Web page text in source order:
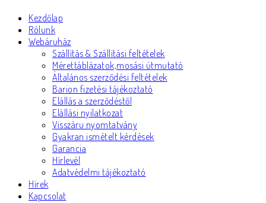
Kezdőlap
Rólunk
Webáruház
Szállítás & Szállítási feltételek
Mérettáblázatok,mosási útmutató
Általános szerződési feltételek
Barion fizetési tájékoztató
Elállás a szerződéstől
Elállási nyilatkozat
Visszáru nyomtatvány
Gyakran ismételt kérdések
Garancia
Hírlevél
Adatvédelmi tájékoztató
Hírek
Kapcsolat